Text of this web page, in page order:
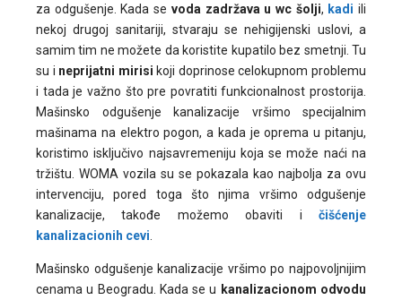
za odgušenje. Kada se voda zadržava u wc šolji, kadi ili
nekoj drugoj sanitariji, stvaraju se nehigijenski uslovi, a
samim tim ne možete da koristite kupatilo bez smetnji. Tu
su i neprijatni mirisi koji doprinose celokupnom problemu
i tada je važno što pre povratiti funkcionalnost prostorija.
Mašinsko odgušenje kanalizacije vršimo specijalnim
mašinama na elektro pogon, a kada je oprema u pitanju,
koristimo isključivo najsavremeniju koja se može naći na
tržištu. WOMA vozila su se pokazala kao najbolja za ovu
intervenciju, pored toga što njima vršimo odgušenje
kanalizacije, takođe možemo obaviti i čišćenje
kanalizacionih cevi
Mašinsko odgušenje kanalizacije vršimo po najpovoljnijim
cenama u Beogradu. Kada se u kanalizacionom odvodu